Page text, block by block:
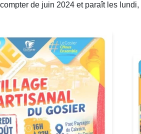
de juin 2024 et paraît les lundi,